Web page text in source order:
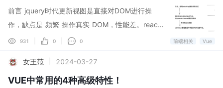
前言 jquery时代更新视图是直接对DOM进行操
作，缺点是 频繁 操作真实 DOM，性能差。react
和vue时代引入了虚拟DOM，更新视图是对新旧虚
新的DOM节点进行更新。这样做的缺点就是如果D
OM树很复杂，在进行新旧DOM树比较的时候性能
931 0 0 前端相关 Vue
女王范 2024-03-27
VUE中常用的4种高级特性！